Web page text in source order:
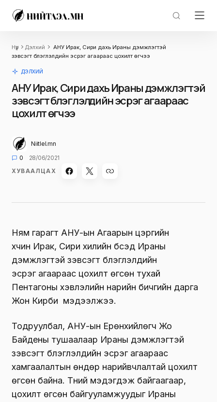
Нүүр Дэлхий
АНУ Ирак, Сири дахь Ираны дэмжлэгтэй
зэвсэгт бүлэглэлүүдийн эсрэг агаараас цохилт өгчээ
ДЭЛХИЙ
АНУ Ирак, Сири дахь Ираны дэмжлэгтэй
зэвсэгт бүлэглэлүүдийн эсрэг агаараас
цохилт өгчээ
Niitlel.mn
0
28/06/2021
ХУВААЛЦАХ
Ням гарагт АНУ-ын Агаарын цэргийн
хүчин Ирак, Сири хилийн бүсэд Ираны
дэмжлэгтэй зэвсэгт бүлэглэлүүдийн
эсрэг агаараас цохилт өгсөн тухай
Пентагоны хэвлэлийн нарийн бичгийн дарга
Жон Кирби мэдээлжээ.
Тодруулбал, АНУ-ын Ерөнхийлөгч Жо
Байдены тушаалаар Ираны дэмжлэгтэй
зэвсэгт бүлэглэлүүдийн эсрэг агаараас
хамгаалалтын өндөр нарийвчлалтай цохилт
өгсөн байна. Түүний мэдэгдэж байгаагаар,
цохилт өгсөн байгууламжуудыг Ираны